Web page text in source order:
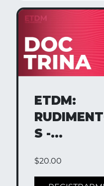
ETDM:
S -
$20.00